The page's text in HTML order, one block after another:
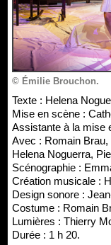
© Émilie Brouchon.
Texte : Helena
Mise en scène :
Assistante à la mise
Avec : Romain Brau,
Helena Noguerra,
Scénographie :
Création musicale :
Design sonore :
Costume : Romain
Lumières : Thierry
Durée : 1 h 20.